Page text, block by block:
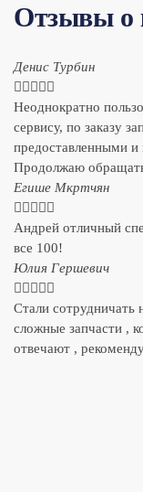
Отзывы о
Денис Турбин
    
Неоднократно
сервису, по заказу
предоставленными
Продолжаю
​Егише Мкртчян
    
Андрей отличный
все 100!
​Юлия Гершевич
    
Стали сотрудничать
сложные запчасти ,
отвечают ,